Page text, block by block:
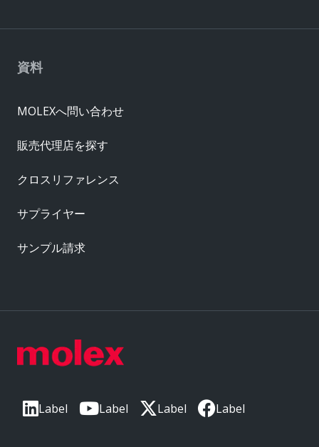
Label Label Label Label
資料
MOLEXへ問い合わせ
販売代理店を探す
クロスリファレンス
サプライヤー
サンプル請求